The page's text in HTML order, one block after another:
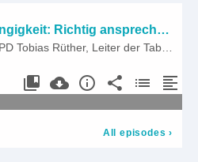
Tabakabhängigkeit: Richtig ansprechen, Leben retten
All episodes ›